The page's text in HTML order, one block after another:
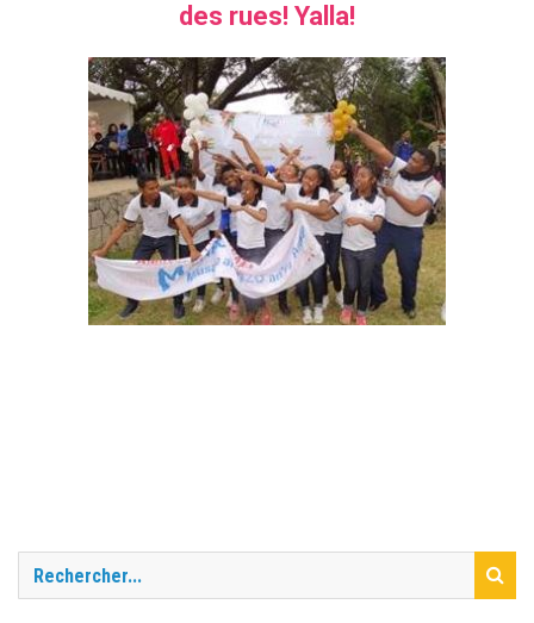
des rues! Yalla!